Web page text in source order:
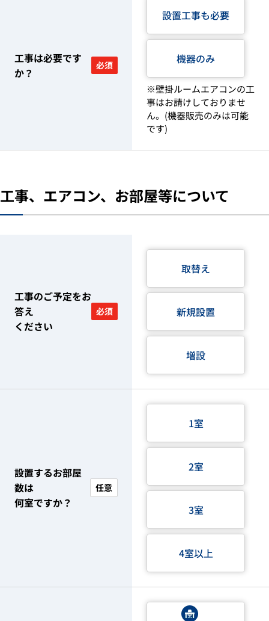
工事は必要です
か？
必須
設置工事も必要
機器のみ
※壁掛ルームエアコンの工
事はお請けしておりませ
ん。(機器販売のみは可能
です)
工事、エアコン、お部屋等について
工事のご予定をお
答え
ください
必須
取替え
新規設置
増設
設置するお部屋
数は
何室ですか？
任意
1室
2室
3室
4室以上